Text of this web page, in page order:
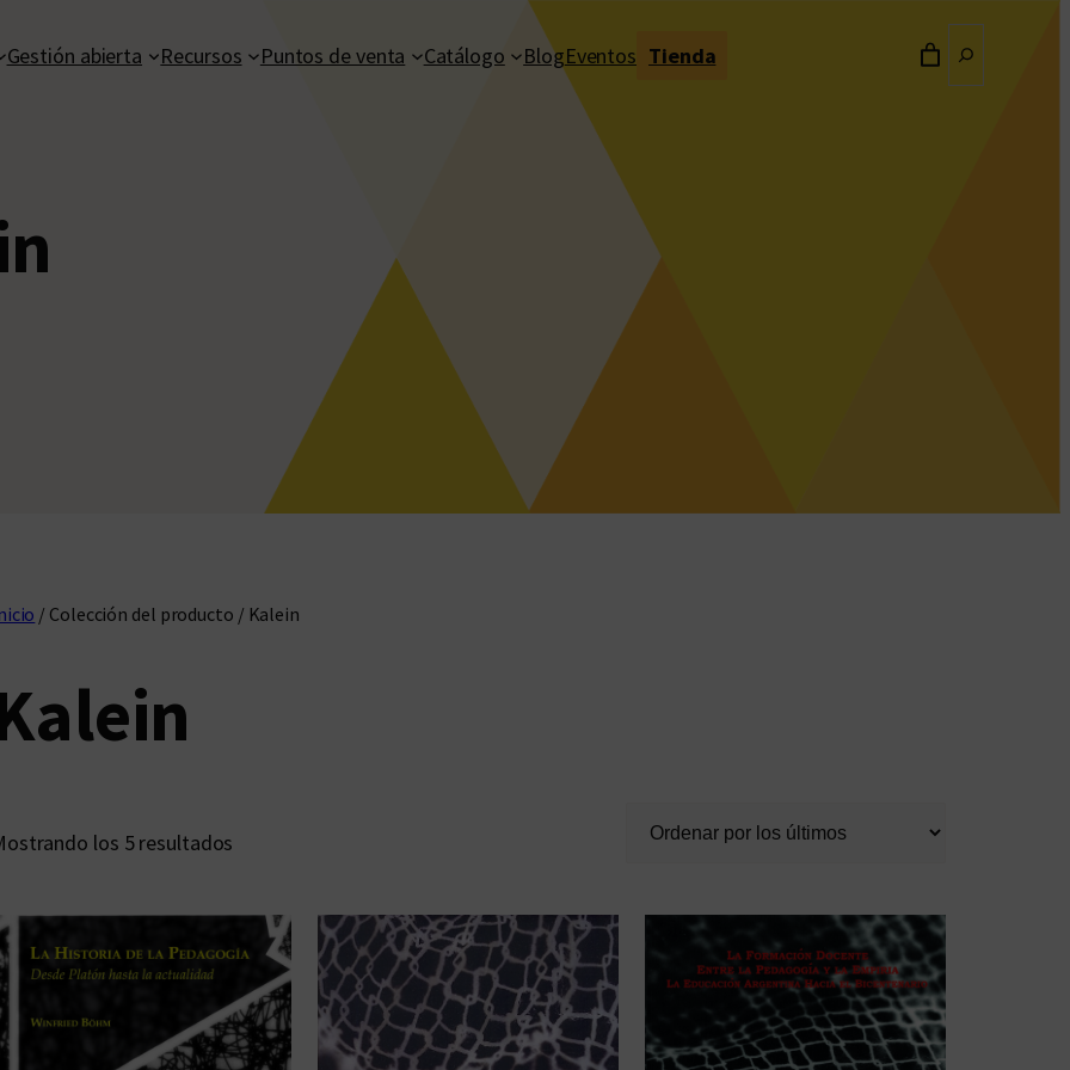
Gestión abierta Recursos Puntos de venta Catálogo BlogEventos Tienda
/ Colección del producto / Kalein
los 5 resultados
a
d